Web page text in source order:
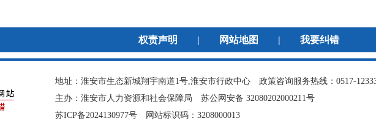
权责声明 | 网站地图 | 我要纠错
地址：淮安市生态新城翔宇南道1号,淮安市行政中心 政策咨询服务热线：0517-
主办：淮安市人力资源和社会保障局 苏公网安备 32080202000211号
苏ICP备2024130977号 网站标识码：3208000013